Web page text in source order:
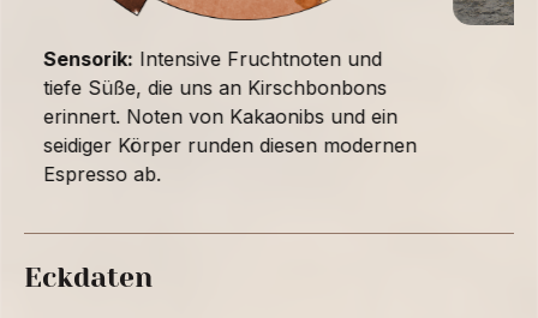
Sensorik: Intensive Fruchtnoten und
tiefe Süße, die uns an Kirschbonbons
erinnert. Noten von Kakaonibs und ein
seidiger Körper runden diesen modernen
Espresso ab.
Eckdaten